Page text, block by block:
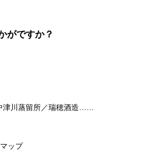
がですか？
津川蒸留所／瑞穂酒造……
ップ